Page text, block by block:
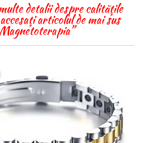
detalii despre calităţile
articolul de mai sus